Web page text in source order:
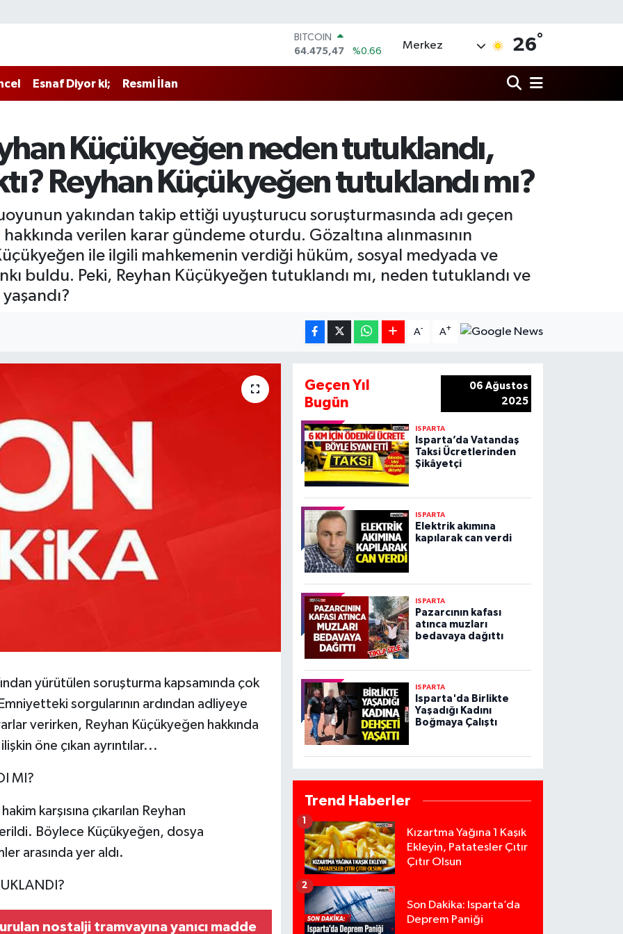
BITCOIN
64.475,47
%0.66
DOLAR
64,2534
GRAM ALTIN
6518.23
%0.39
BİST100
13.703
%0
Merkez 26°
Esnaf Diyor ki; Resmi İlan
Küçükyeğen neden tutuklandı,
Reyhan Küçükyeğen tutuklandı mı?
yakından takip ettiği uyuşturucu soruşturmasında adı geçen
verilen karar gündeme oturdu. Gözaltına alınmasının
ile ilgili mahkemenin verdiği hüküm, sosyal medyada ve
buldu. Peki, Reyhan Küçükyeğen tutuklandı mı, neden tutuklandı ve
A- A+
yürütülen soruşturma kapsamında çok
sorgularının ardından adliyeye
verirken, Reyhan Küçükyeğen hakkında
öne çıkan ayrıntılar...
MI?
karşısına çıkarılan Reyhan
Böylece Küçükyeğen, dosya
arasında yer aldı.
nostalji tramvayına yanıcı madde
Geçen Yıl
Bugün
06 Ağustos
2025
ISPARTA
Isparta’da Vatandaş
Taksi Ücretlerinden
Şikâyetçi
ISPARTA
Elektrik akımına
kapılarak can verdi
ISPARTA
Pazarcının kafası
atınca muzları
bedavaya dağıttı
ISPARTA
Isparta'da Birlikte
Yaşadığı Kadını
Boğmaya Çalıştı
Trend Haberler
Kızartma Yağına 1 Kaşık
Ekleyin, Patatesler Çıtır
Çıtır Olsun
1
Son Dakika: Isparta’da
Deprem Paniği
2